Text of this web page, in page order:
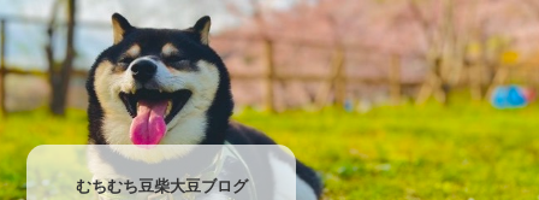
むちむち豆柴大豆ブログ